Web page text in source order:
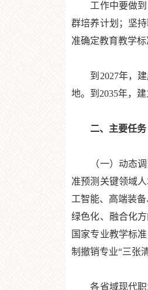
工作中要做到：
群培养计划；坚
准确定教育教学标
到2027年，建
地。到2035年，
二、主要任务
（一）动态调整
准预测关键领域
工智能、高端装
绿色化、融合化
国家专业教学标
制撤销专业“三张清
各省域现代职业